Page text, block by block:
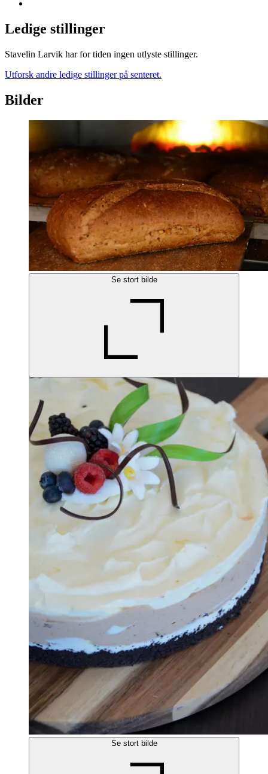
Ledige stillinger
Stavelin Larvik har for tiden ingen utlyste stillinger.
Utforsk andre ledige stillinger på senteret.
Bilder
Se stort bilde
Se stort bilde